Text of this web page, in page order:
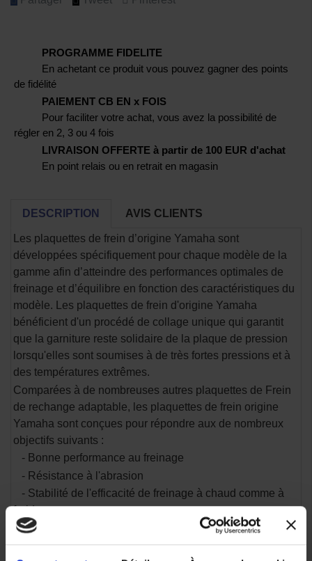
PROGRAMME FIDELITE
En achetant ce produit vous pouvez gagner des points
de fidélité
PAIEMENT CB EN x FOIS
Pour faciliter votre achat, vous avez la possibilité de
régler en 2, 3 ou 4 fois
LIVRAISON OFFERTE à partir de 100 EUR d'achat
En point relais ou en retrait en magasin
DESCRIPTION AVIS CLIENTS
Les plaquettes de frein d’origine Yamaha sont
développées spécifiquement pour chaque modèle de la
gamme afin d’atteindre des performances optimales de
freinage et d’équilibre en fonction des caractéristiques du
modèle. Les plaquettes de frein d'origine Yamaha
bénéficient d'un procédé de collage unique qui garantit
que la garniture reste solidaire de la plaque de pression
lorsqu'elles sont soumises à de très fortes pressions et à
des températures extrêmes.
Comparées à de nombreuses autres plaquettes de Frein
de rechange adaptable, les plaquettes de frein origine
Yamaha sont conçues pour répondre aux de nombreux
objectifs suivants :
- Bonne performance au freinage
- Résistance à l'abrasion
- Stabilité de l'efficacité de freinage à chaud comme à
froid
- Longue durée de vie